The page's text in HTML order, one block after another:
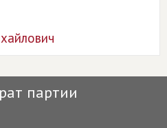
партии